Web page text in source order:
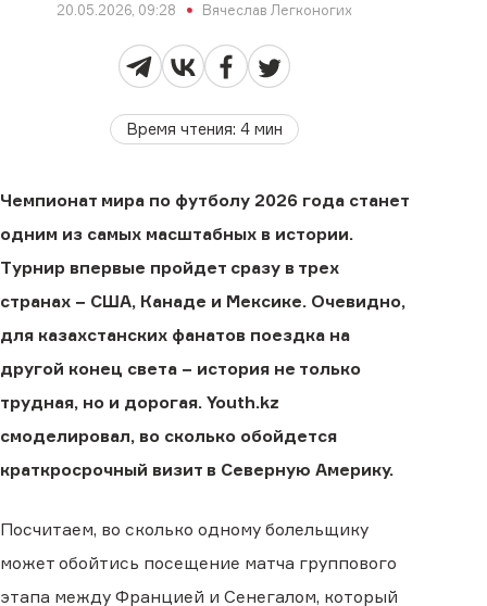
20.05.2026, 09:28 Вячеслав Легконогих
Время чтения: 4мин
Чемпионат мира по футболу 2026 года станет
одним из самых масштабных в истории.
Турнир впервые пройдет сразу в трех
странах − США, Канаде и Мексике. Очевидно,
для казахстанских фанатов поездка на
другой конец света − история не только
трудная, но и дорогая. Youth.kz
смоделировал, во сколько обойдется
краткросрочный визит в Северную Америку.
Посчитаем, во сколько одному болельщику
может обойтись посещение матча группового
этапа между Францией и Сенегалом, который